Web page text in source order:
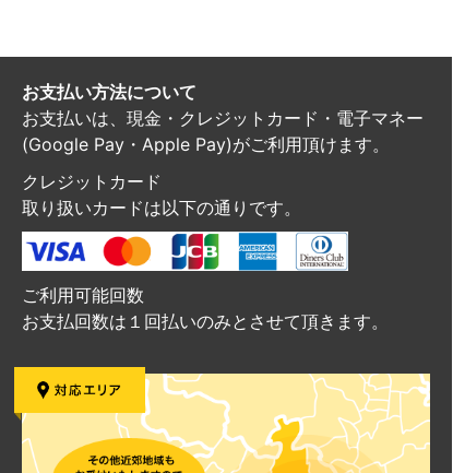
お支払い方法について
お支払いは、現金・クレジットカード・電子マネー
(Google Pay・Apple Pay)がご利用頂けます。
クレジットカード
取り扱いカードは以下の通りです。
ご利用可能回数
お支払回数は１回払いのみとさせて頂きます。